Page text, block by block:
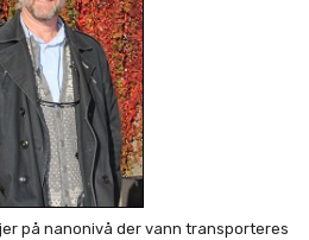
på nanonivå der vann transporteres